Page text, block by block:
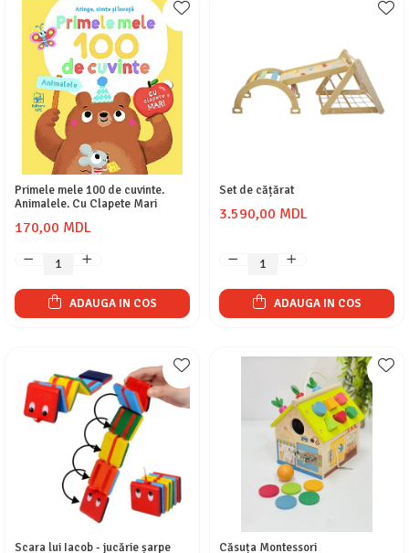
Primele mele 100 de cuvinte.
Animalele. Cu Clapete Mari
170,00 MDL
ADAUGA IN COS
Set de cățărat
3.590,00 MDL
ADAUGA IN COS
Scara lui Iacob - jucărie șarpe Căsuța Montessori